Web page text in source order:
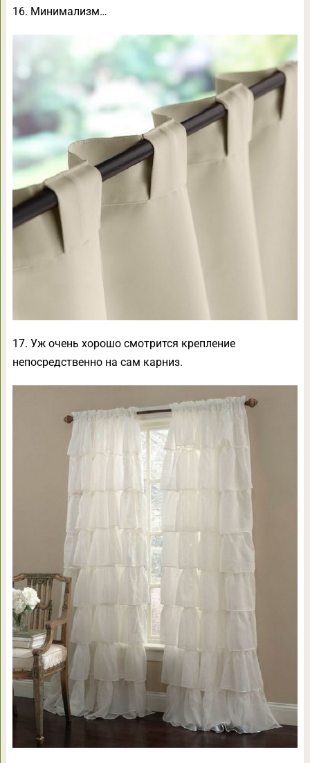
16. Минимализм…
17. Уж очень хорошо смотрится крепление
непосредственно на сам карниз.